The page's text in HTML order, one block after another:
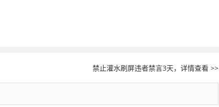
禁止灌水刷屏违者禁言3天，详情查看 >>